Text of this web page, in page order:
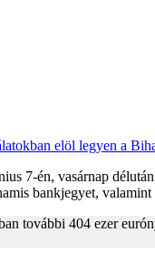
elöl legyen a
7-én, vasárnap
bankjegyet,
további 404 ezer